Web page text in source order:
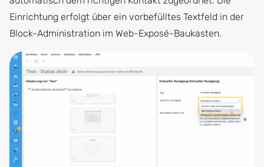
Einrichtung erfolgt über ein vorbefülltes Textfeld in der
Block-Administration im Web-Exposé-Baukasten.